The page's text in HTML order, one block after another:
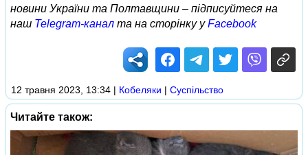
новини України та Полтавщини – підписуйтеся на
наш Telegram-канал та на сторінку уFacebook
12 травня 2023, 13:34 | Кобеляки | Суспільство
Читайте також: